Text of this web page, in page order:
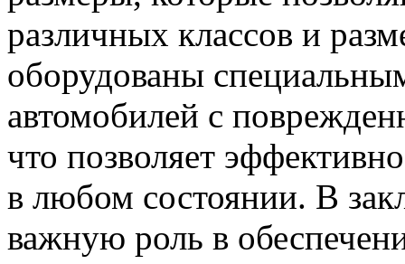
различных классов и
оборудованы
автомобилей с
что позволяет
в любом состоянии. В
важную роль в